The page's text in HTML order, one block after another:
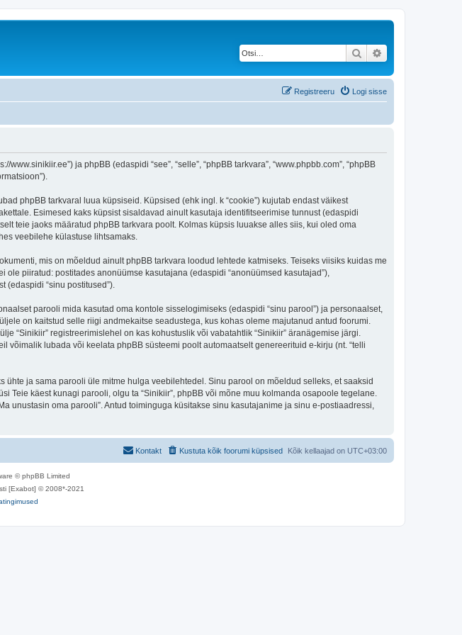
Otsi
Logi sisse
Registreeru
ja phpBB (edaspidi “see”, “selle”, “phpBB tarkvara”, “www.phpbb.com”, “phpBB
phpBB tarkvaral luua küpsiseid. Küpsised (ehk ingl. k “cookie”) kujutab endast väikest
Esimesed kaks küpsist sisaldavad ainult kasutaja identifitseerimise tunnust (edaspidi
teie jaoks määratud phpBB tarkvara poolt. Kolmas küpsis luuakse alles siis, kui oled oma
veebilehe külastuse lihtsamaks.
mis on mõeldud ainult phpBB tarkvara loodud lehtede katmiseks. Teiseks viisiks kuidas me
piiratud: postitades anonüümse kasutajana (edaspidi “anonüümsed kasutajad”),
(edaspidi “sinu postitused”).
parooli mida kasutad oma kontole sisselogimiseks (edaspidi “sinu parool”) ja personaalset,
on kaitstud selle riigi andmekaitse seadustega, kus kohas oleme majutanud antud foorumi.
“Sinikiir” registreerimislehel on kas kohustuslik või vabatahtlik “Sinikiir” äranägemise järgi.
lubada või keelata phpBB süsteemi poolt automaatselt genereerituid e-kirju (nt. “telli
ja sama parooli üle mitme hulga veebilehtedel. Sinu parool on mõeldud selleks, et saaksid
käest kunagi parooli, olgu ta “Sinikiir”, phpBB või mõne muu kolmanda osapoole tegelane.
unustasin oma parooli”. Antud toiminguga küsitakse sinu kasutajanime ja sinu e-postiaadressi,
Kõik kellaajad on UTC+03:00
Kustuta kõik foorumi küpsised
Kontakt
© phpBB Limited
[Exabot] © 2008*-2021